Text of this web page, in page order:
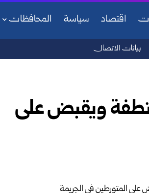
اقتصاد سياسة المحافظات
بيانات الاتصال
ويقبض على